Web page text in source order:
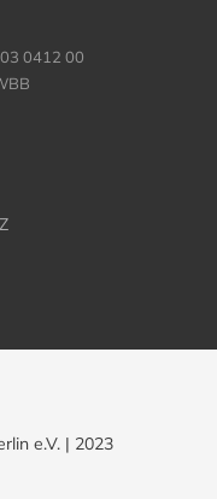
0412 00
e.V. | 2023